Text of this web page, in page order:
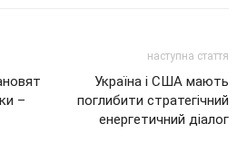
–
наступна стаття
Україна і США мають
поглибити стратегічний
енергетичний діалог